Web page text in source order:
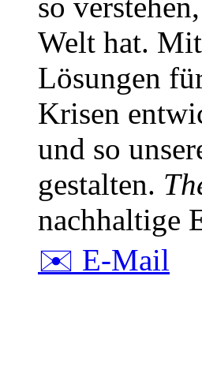
so
Welt hat.
Lösungen
Krisen
und so
gestalten.
nachhaltige
✉️ E-Mail